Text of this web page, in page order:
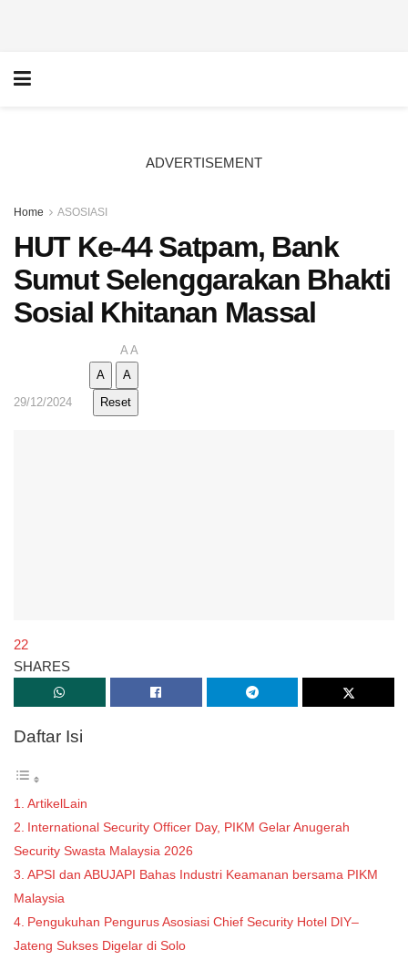
ADVERTISEMENT
Home ASOSIASI
HUT Ke-44 Satpam, Bank
Sumut Selenggarakan Bhakti
Sosial Khitanan Massal
29/12/2024
A A
A
A
Reset
22
SHARES
Daftar Isi
ArtikelLain
International Security Officer Day, PIKM Gelar Anugerah
Security Swasta Malaysia 2026
APSI dan ABUJAPI Bahas Industri Keamanan bersama PIKM
Malaysia
Pengukuhan Pengurus Asosiasi Chief Security Hotel DIY–
Jateng Sukses Digelar di Solo